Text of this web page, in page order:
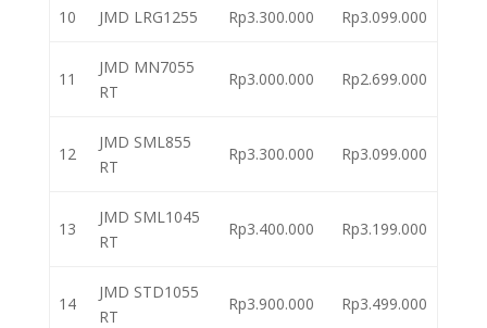
10 JMD LRG1255 Rp3.300.000 Rp3.099.000
11
JMD MN7055
RT
Rp3.000.000 Rp2.699.000
12
JMD SML855
RT
Rp3.300.000 Rp3.099.000
13
JMD SML1045
RT
Rp3.400.000 Rp3.199.000
14
JMD STD1055
RT
Rp3.900.000 Rp3.499.000